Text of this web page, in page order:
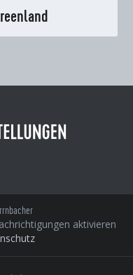
aktivieren